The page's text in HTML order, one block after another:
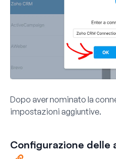
Dopo aver nominato la
impostazioni aggiuntive.
Configurazione delle